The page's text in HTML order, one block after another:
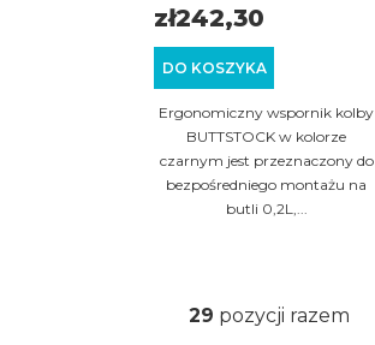
DO KOSZYKA
zł242,30
Ergonomiczny wspornik kolby
BUTTSTOCK w kolorze
czarnym jest przeznaczony do
bezpośredniego montażu na
butli 0,2L,...
K
29 pozycji razem